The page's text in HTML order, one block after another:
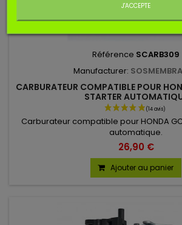
Référence SCARB309
Manufacturer:
CARBURATEUR COMPATIBLE POUR
STARTER
Carburateur compatible pour HONDA
automatique.
26,90 €
Ajouter au panier
J'ACCEPTE